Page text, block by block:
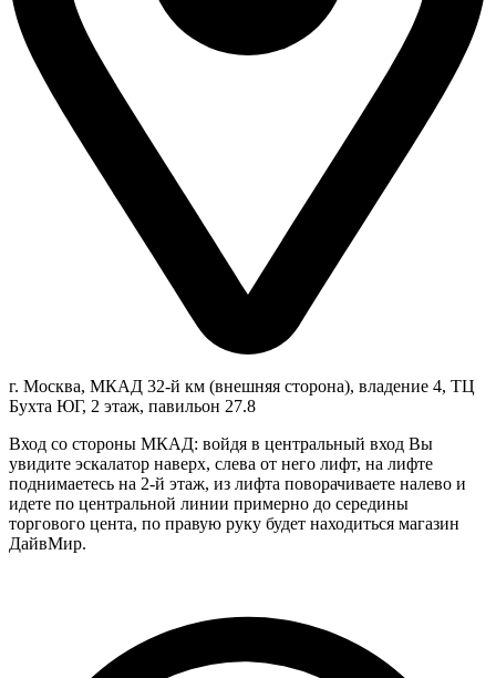
г. Москва, МКАД 32-й км (внешняя сторона), владение 4, ТЦ
Бухта ЮГ, 2 этаж, павильон 27.8
Вход со стороны МКАД: войдя в центральный вход Вы
увидите эскалатор наверх, слева от него лифт, на лифте
поднимаетесь на 2-й этаж, из лифта поворачиваете налево и
идете по центральной линии примерно до середины
торгового цента, по правую руку будет находиться магазин
ДайвМир.